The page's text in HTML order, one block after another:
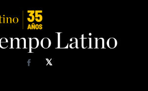
𝕏
Facebook